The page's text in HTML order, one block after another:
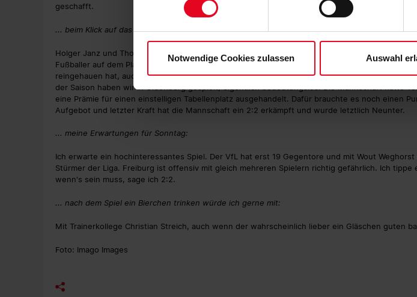
Soweit Sie „Notwendige Cookies“ auswählen, werden nur
Notwendige Cookies zulassen Auswahl
geschafft.
... beim Klick auf das Video denke ich:
Holger Janz und Thomas Schweizer haben getroffen, das weiß ich noch. Und mit Charly Schulz
Fußballer auf dem Platz, die ich je trainieren durfte. Wir hatten eine gute Mannschaft damals,
reingehauen hat, auch wenn es dem Kader in der Breite gefehlt hat und am Ende die Kraft
der Saison haben wir in Oldenburg gespielt, eigentlich bedeutungslos. Die Mannschaft hatte
eine Prämie für einen einstelligen Tabellenplatz ausgehandelt. Dafür brauchte es noch einen
Aufgebot und letzter Kraft hat die Mannschaft ein 2:2 erkämpft und wurde letztlich Neunter.
... meine Erwartungen für Sonntag:
Ich erwarte ein hochinteressantes Spiel. Der VfL hat erst 19 Gegentore und mit Wout
Stürmer der Liga. Freiburg ist offensiv mit gleich mehreren Spielern richtig gefährlich. Ich tippe
wenn's sein muss, sage ich 2:2.
... nach dem Spiel ein Bierchen trinken würde ich gerne mit:
Mit Trainerkollege Christian Streich, auch wenn der wahrscheinlich lieber ein Gläschen guten
Foto: Imago Images